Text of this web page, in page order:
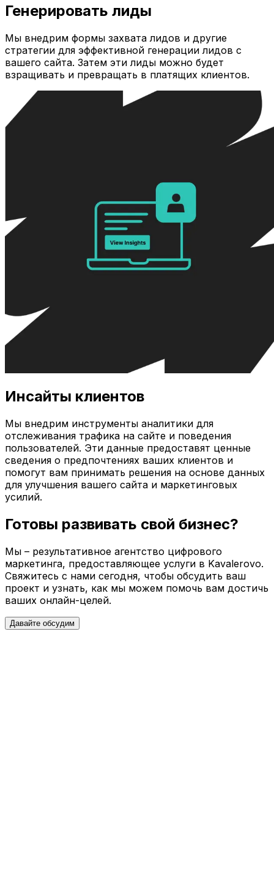
Генерировать лиды
Мы внедрим формы захвата лидов и другие
стратегии для эффективной генерации лидов с
вашего сайта. Затем эти лиды можно будет
взращивать и превращать в платящих клиентов.
Инсайты клиентов
Мы внедрим инструменты аналитики для
отслеживания трафика на сайте и поведения
пользователей. Эти данные предоставят ценные
сведения о предпочтениях ваших клиентов и
помогут вам принимать решения на основе данных
для улучшения вашего сайта и маркетинговых
усилий.
Готовы развивать свой бизнес?
Мы – результативное агентство цифрового
маркетинга, предоставляющее услуги в Kavalerovo.
Свяжитесь с нами сегодня, чтобы обсудить ваш
проект и узнать, как мы можем помочь вам достичь
ваших онлайн-целей.
Давайте обсудим